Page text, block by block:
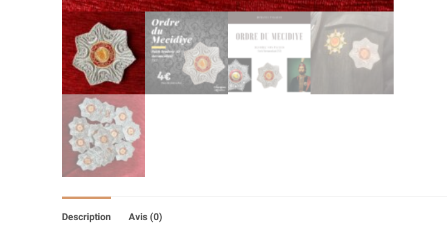
Description Avis (0)